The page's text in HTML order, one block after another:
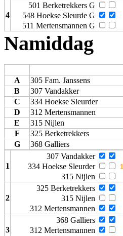
4
501 Berketrekkers G
548 Hoekse Sleurde G
511 Mertensmannen G
Namiddag
A
305 Fam. Janssens
B
307 Vandakker
C
334 Hoekse Sleurder
D
312 Mertensmannen
E
315 Nijlen
F
325 Berketrekkers
G
368 Galliers
1
307 Vandakker
334 Hoekse Sleurder
315 Nijlen
2
325 Berketrekkers
315 Nijlen
312 Mertensmannen
3
368 Galliers
312 Mertensmannen